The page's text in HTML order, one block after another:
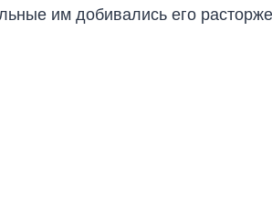
им добивались его